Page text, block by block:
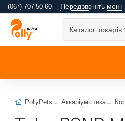
(067) 707-50-60 Передзвоніть мені
Каталог товарів
PollyPets Акваріумістика